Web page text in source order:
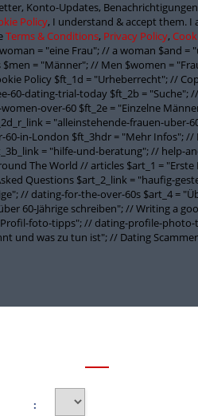
Konto-Updates,
Policy, I understand & accept them. I
Terms & Conditions, Privacy Policy,
= "eine Frau"; // a woman $and =
= "Männer"; // Men $women =
Policy $ft_1d = "Urheberrecht"; //
dating-trial-today $ft_2b = "Suche";
over-60 $ft_2e = "Einzelne
= "alleinstehende-frauen-
in-London $ft_3hdr = "Mehr Infos";
= "hilfe-und-beratung"; // help-
The World // articles $art_1 =
Questions $art_2_link = "haufig-
// dating-for-the-over-60s $art_4 =
60-Jährige schreiben"; // Writing a
foto-tipps"; // dating-profile-
und was zu tun ist"; // Dating
: